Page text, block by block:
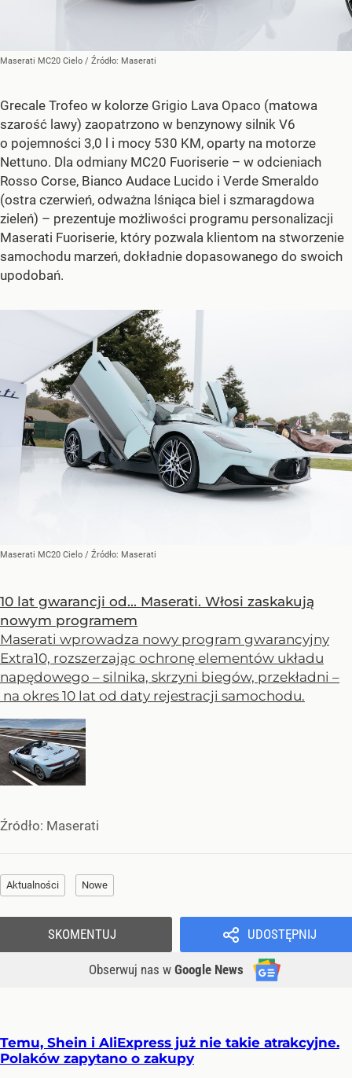
Maserati MC20 Cielo / Źródło: Maserati
Grecale Trofeo w kolorze Grigio Lava Opaco (matowa
szarość lawy) zaopatrzono w benzynowy silnik V6
o pojemności 3,0 l i mocy 530 KM, oparty na motorze
Nettuno. Dla odmiany MC20 Fuoriserie – w odcieniach
Rosso Corse, Bianco Audace Lucido i Verde Smeraldo
(ostra czerwień, odważna lśniąca biel i szmaragdowa
zieleń) – prezentuje możliwości programu personalizacji
Maserati Fuoriserie, który pozwala klientom na stworzenie
samochodu marzeń, dokładnie dopasowanego do swoich
upodobań.
Maserati MC20 Cielo / Źródło: Maserati
10 lat gwarancji od... Maserati. Włosi zaskakują
nowym programem
Maserati wprowadza nowy program gwarancyjny
Extra10, rozszerzając ochronę elementów układu
napędowego – silnika, skrzyni biegów, przekładni –
na okres 10 lat od daty rejestracji samochodu.
Źródło: Maserati
Aktualności Nowe
UDOSTĘPNIJ
Obserwuj nas w Google News
SKOMENTUJ
Temu, Shein i AliExpress już nie takie atrakcyjne.
Polaków zapytano o zakupy